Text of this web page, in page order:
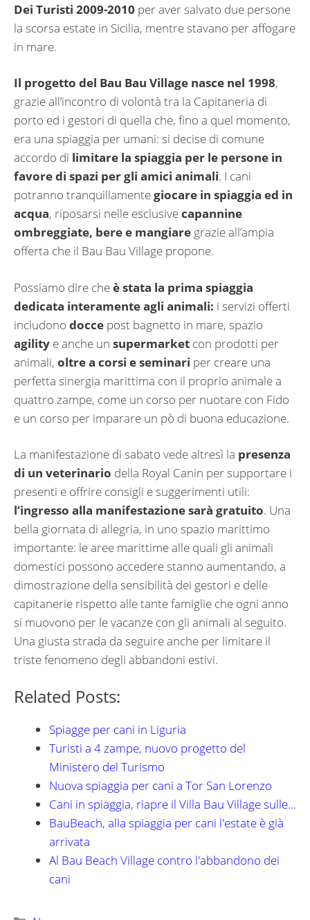
Dei Turisti 2009-2010 per aver salvato due persone
la scorsa estate in Sicilia, mentre stavano per affogare
in mare.
Il progetto del Bau Bau Village nasce nel 1998,
grazie all’incontro di volontà tra la Capitaneria di
porto ed i gestori di quella che, fino a quel momento,
era una spiaggia per umani: si decise di comune
accordo di limitare la spiaggia per le persone in
favore di spazi per gli amici animali. I cani
potranno tranquillamentegiocare in spiaggia ed in
acqua, riposarsi nelle esclusivecapannine
ombreggiate, bere e mangiare grazie all’ampia
offerta che il Bau Bau Village propone.
Possiamo dire cheè stata la prima spiaggia
dedicata interamente agli animali: i servizi offerti
includono docce post bagnetto in mare, spazio
agility e anche un supermarket con prodotti per
animali, oltre a corsi e seminari per creare una
perfetta sinergia marittima con il proprio animale a
quattro zampe, come un corso per nuotare con Fido
e un corso per imparare un pò di buona educazione.
La manifestazione di sabato vede altresì la presenza
di un veterinario della Royal Canin per supportare i
presenti e offrire consigli e suggerimenti utili:
l’ingresso alla manifestazione sarà gratuito. Una
bella giornata di allegria, in uno spazio marittimo
importante: le aree marittime alle quali gli animali
domestici possono accedere stanno aumentando, a
dimostrazione della sensibilità dei gestori e delle
capitanerie rispetto alle tante famiglie che ogni anno
si muovono per le vacanze con gli animali al seguito.
Una giusta strada da seguire anche per limitare il
triste fenomeno degli abbandoni estivi.
Related Posts:
Spiagge per cani in Liguria
Turisti a 4 zampe, nuovo progetto del
Ministero del Turismo
Nuova spiaggia per cani a Tor San Lorenzo
Cani in spiaggia, riapre il Villa Bau Village sulle…
BauBeach, alla spiaggia per cani l'estate è già
arrivata
Al Bau Beach Village contro l'abbandono dei
cani